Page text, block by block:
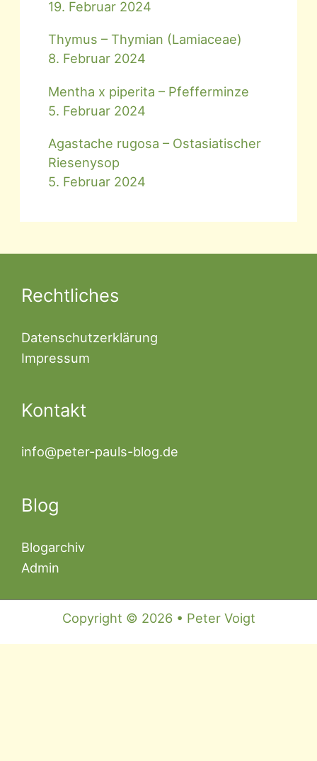
19. Februar 2024
Thymus – Thymian (Lamiaceae)
8. Februar 2024
Mentha x piperita – Pfefferminze
5. Februar 2024
Agastache rugosa – Ostasiatischer
Riesenysop
5. Februar 2024
Rechtliches
Datenschutzerklärung
Impressum
Kontakt
info@peter-pauls-blog.de
Blog
Blogarchiv
Admin
Copyright © 2026 • Peter Voigt